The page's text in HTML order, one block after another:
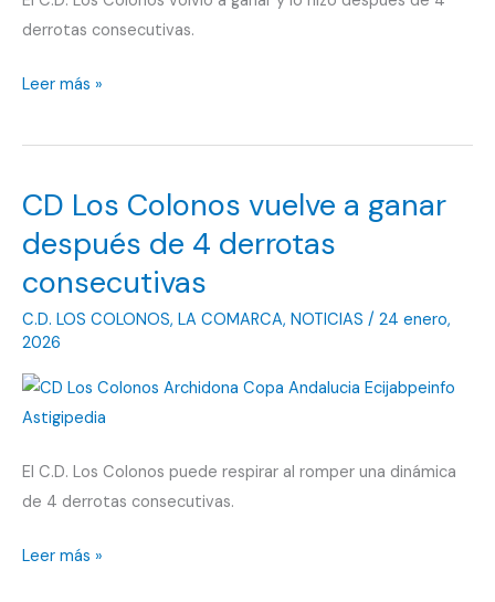
Marta
derrotas consecutivas.
Lebrija
el
directo
por
permanencia
del
CD
Los
Colonos
Leer más »
CD Los Colonos vuelve a ganar
después de 4 derrotas
consecutivas
C.D. LOS COLONOS, LA COMARCA, NOTICIAS / 24 enero,
2026
El C.D. Los Colonos puede respirar al romper una dinámica
de 4 derrotas consecutivas.
CD
Leer más »